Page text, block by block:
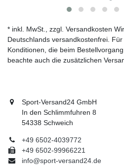
* inkl. MwSt., zzgl. Versandkosten
Deutschlands versandkostenfrei.
Konditionen, die beim
beachte auch die zusätzlichen
Sport-Versand24 GmbH
In den Schlimmfuhren 8
54338 Schweich
+49 6502-4039772
+49 6502-99966221
info@sport-versand24.de